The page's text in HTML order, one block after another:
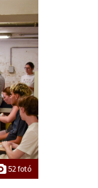
52 fotó